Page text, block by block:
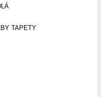
TAPETY